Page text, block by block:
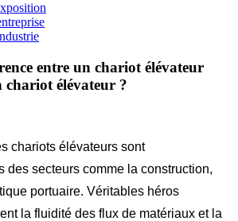
entre un chariot élévateur
chariot élévateur ?
chariots élévateurs sont
des secteurs comme la construction,
portuaire. Véritables héros
la fluidité des flux de matériaux et la